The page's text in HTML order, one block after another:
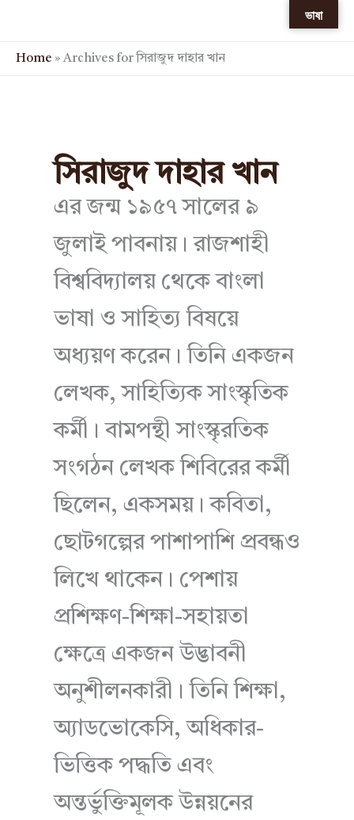
content
Home »Archives for সিরাজুদ দাহার খান
সিরাজুদ দাহার খান
এর জন্ম ১৯৫৭ সালের ৯
জুলাই পাবনায়। রাজশাহী
বিশ্ববিদ্যালয় থেকে বাংলা
ভাষা ও সাহিত্য বিষয়ে
অধ্যয়ণ করেন। তিনি একজন
লেখক, সাহিত্যিক সাংস্কৃতিক
কর্মী। বামপন্থী সাংস্কৃরতিক
সংগঠন লেখক শিবিরের কর্মী
ছিলেন, একসময়। কবিতা,
ছোটগল্পের পাশাপাশি প্রবন্ধও
লিখে থাকেন। পেশায়
প্রশিক্ষণ-শিক্ষা-সহায়তা
ক্ষেত্রে একজন উদ্ভাবনী
অনুশীলনকারী। তিনি শিক্ষা,
অ্যাডভোকেসি, অধিকার-
ভিত্তিক পদ্ধতি এবং
অন্তর্ভুক্তিমূলক উন্নয়নের
ভাষা